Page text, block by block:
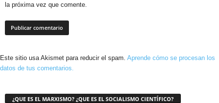
la próxima vez que comente.
Este sitio usa Akismet para reducir el spam. Aprende cómo se procesan los
datos de tus comentarios.
¿QUE ES EL MARXISMO? ¿QUE ES EL SOCIALISMO CIENTÍFICO?